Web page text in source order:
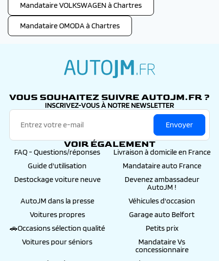
Mandataire VOLKSWAGEN à Chartres
Mandataire OMODA à Chartres
VOUS SOUHAITEZ SUIVRE AUTOJM.FR ?
INSCRIVEZ-VOUS À NOTRE NEWSLETTER
Envoyer
VOIR ÉGALEMENT
FAQ - Questions/réponses
Livraison à domicile en France
Guide d'utilisation
Mandataire auto France
Destockage voiture neuve
Devenez ambassadeur
AutoJM !
AutoJM dans la presse
Véhicules d'occasion
Voitures propres
Garage auto Belfort
🚗Occasions sélection qualité
Petits prix
Voitures pour séniors
Mandataire Vs
concessionnaire